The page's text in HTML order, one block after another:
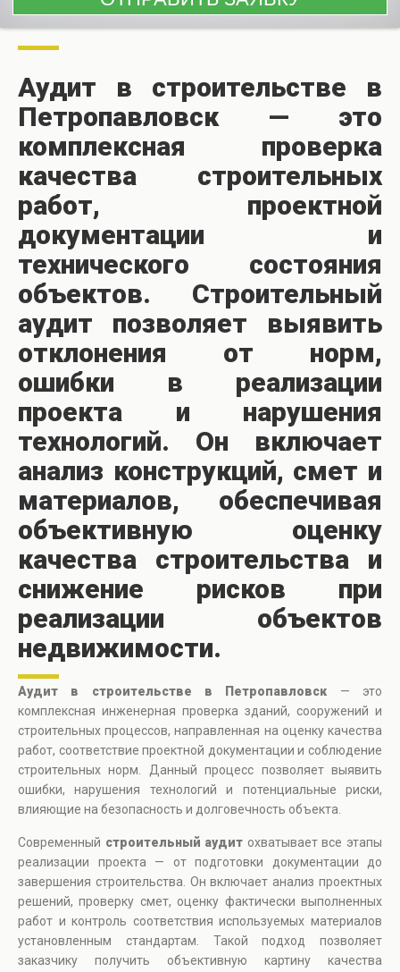
Аудит в строительстве в
Петропавловск — это
комплексная проверка
качества строительных
работ, проектной
документации и
технического состояния
объектов. Строительный
аудит позволяет выявить
отклонения от норм,
ошибки в реализации
проекта и нарушения
технологий. Он включает
анализ конструкций, смет и
материалов, обеспечивая
объективную оценку
качества строительства и
снижение рисков при
реализации объектов
недвижимости.
Аудит в строительстве в Петропавловск — это
комплексная инженерная проверка зданий, сооружений и
строительных процессов, направленная на оценку качества
работ, соответствие проектной документации и соблюдение
строительных норм. Данный процесс позволяет выявить
ошибки, нарушения технологий и потенциальные риски,
влияющие на безопасность и долговечность объекта.
Современный строительный аудит охватывает все этапы
реализации проекта — от подготовки документации до
завершения строительства. Он включает анализ проектных
решений, проверку смет, оценку фактически выполненных
работ и контроль соответствия используемых материалов
установленным стандартам. Такой подход позволяет
заказчику получить объективную картину качества